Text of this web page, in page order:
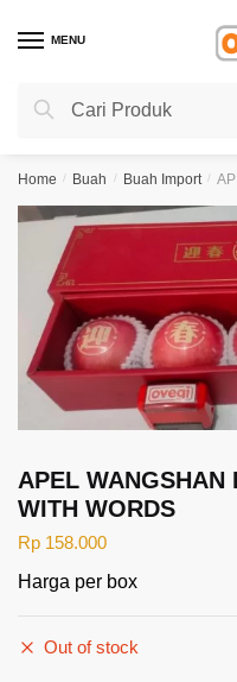
MENU
Search
Search
Home / Buah / Buah Import /
APEL WANGSHAN
WITH WORDS
Rp 158.000
Harga per box
Out of stock